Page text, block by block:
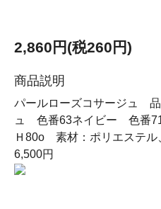
2,860円(税260円)
商品説明
パールローズコサージュ
ュ 色番63ネイビー 色番
Ｈ80o 素材：ポリエステ
6,500円